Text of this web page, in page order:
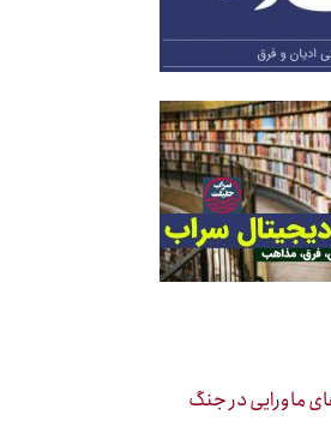
ماورایی در جنگ